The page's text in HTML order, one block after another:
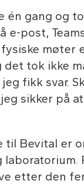
én gang og
e-post,
møter
det tok ikke
fikk svar.
sikker på
til Bevital er
laboratorium.
etter den